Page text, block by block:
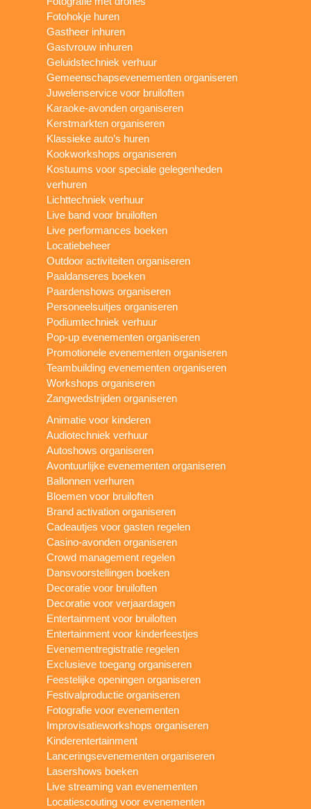
Fotohokje huren
Gastheer inhuren
Gastvrouw inhuren
Geluidstechniek verhuur
Gemeenschapsevenementen organiseren
Juwelenservice voor bruiloften
Karaoke-avonden organiseren
Kerstmarkten organiseren
Klassieke auto’s huren
Kookworkshops organiseren
Kostuums voor speciale gelegenheden
verhuren
Lichttechniek verhuur
Live band voor bruiloften
Live performances boeken
Locatiebeheer
Outdoor activiteiten organiseren
Paaldanseres boeken
Paardenshows organiseren
Personeelsuitjes organiseren
Podiumtechniek verhuur
Pop-up evenementen organiseren
Promotionele evenementen organiseren
Teambuilding evenementen organiseren
Workshops organiseren
Zangwedstrijden organiseren
Animatie voor kinderen
Audiotechniek verhuur
Autoshows organiseren
Avontuurlijke evenementen organiseren
Ballonnen verhuren
Bloemen voor bruiloften
Brand activation organiseren
Cadeautjes voor gasten regelen
Casino-avonden organiseren
Crowd management regelen
Dansvoorstellingen boeken
Decoratie voor bruiloften
Decoratie voor verjaardagen
Entertainment voor bruiloften
Entertainment voor kinderfeestjes
Evenementregistratie regelen
Exclusieve toegang organiseren
Feestelijke openingen organiseren
Festivalproductie organiseren
Fotografie voor evenementen
Improvisatieworkshops organiseren
Kinderentertainment
Lanceringsevenementen organiseren
Lasershows boeken
Live streaming van evenementen
Locatiescouting voor evenementen